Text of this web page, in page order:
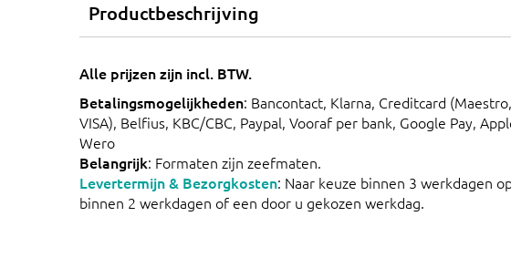
Productbeschrijving
Alle prijzen zijn incl. BTW.
Betalingsmogelijkheden: Bancontact, Klarna, Creditcard
VISA), Belfius, KBC/CBC, Paypal, Vooraf per bank, Google Pay,
Wero
Belangrijk: Formaten zijn zeefmaten.
Levertermijn & Bezorgkosten: Naar keuze binnen 3 werkdagen
binnen 2 werkdagen of een door u gekozen werkdag.